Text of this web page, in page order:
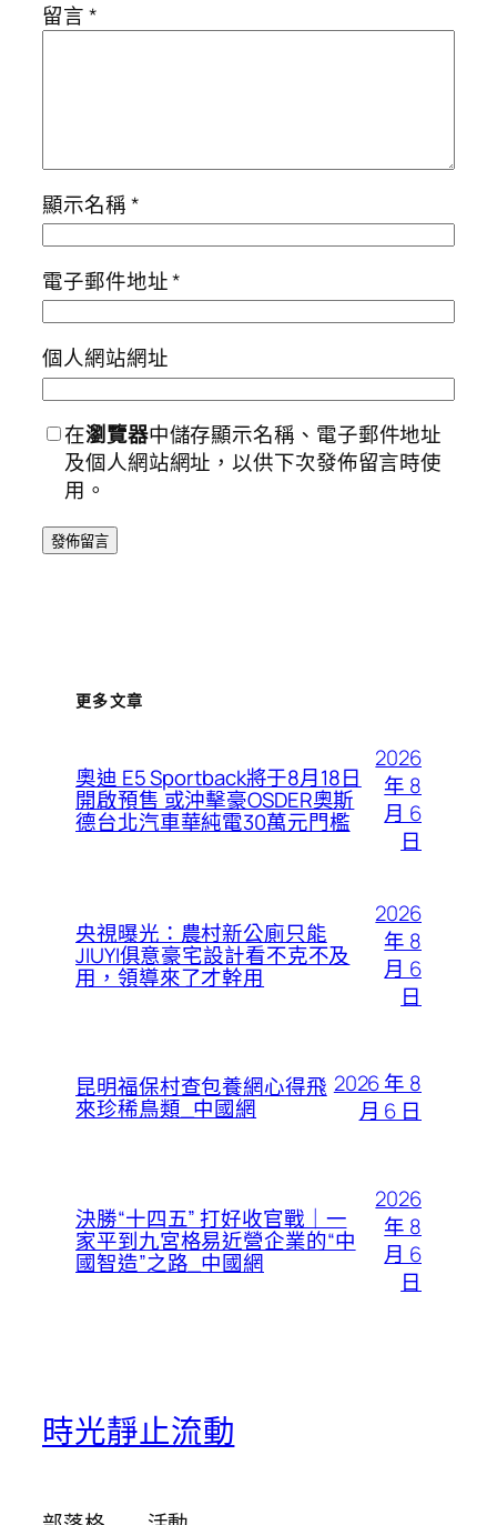
留言*
顯示名稱*
電子郵件地址*
個人網站網址
在瀏覽器中儲存顯示名稱、電子郵件地址
及個人網站網址，以供下次發佈留言時使
用。
更多文章
奧迪 E5 Sportback將于8月18日
開啟預售 或沖擊豪OSDER奧斯
德台北汽車華純電30萬元門檻
2026
年 8
月 6
日
央視曝光：農村新公廁只能
JIUYI俱意豪宅設計看不克不及
用，領導來了才幹用
2026
年 8
月 6
日
昆明福保村查包養網心得飛
來珍稀鳥類_中國網
2026 年 8
月 6 日
決勝“十四五” 打好收官戰｜一
家平到九宮格易近營企業的“中
國智造”之路_中國網
2026
年 8
月 6
日
時光靜止流動